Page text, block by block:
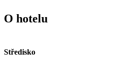
O hotelu
Středisko